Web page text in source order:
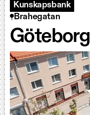
Kunskapsbank
Brahegatan
Göteborg